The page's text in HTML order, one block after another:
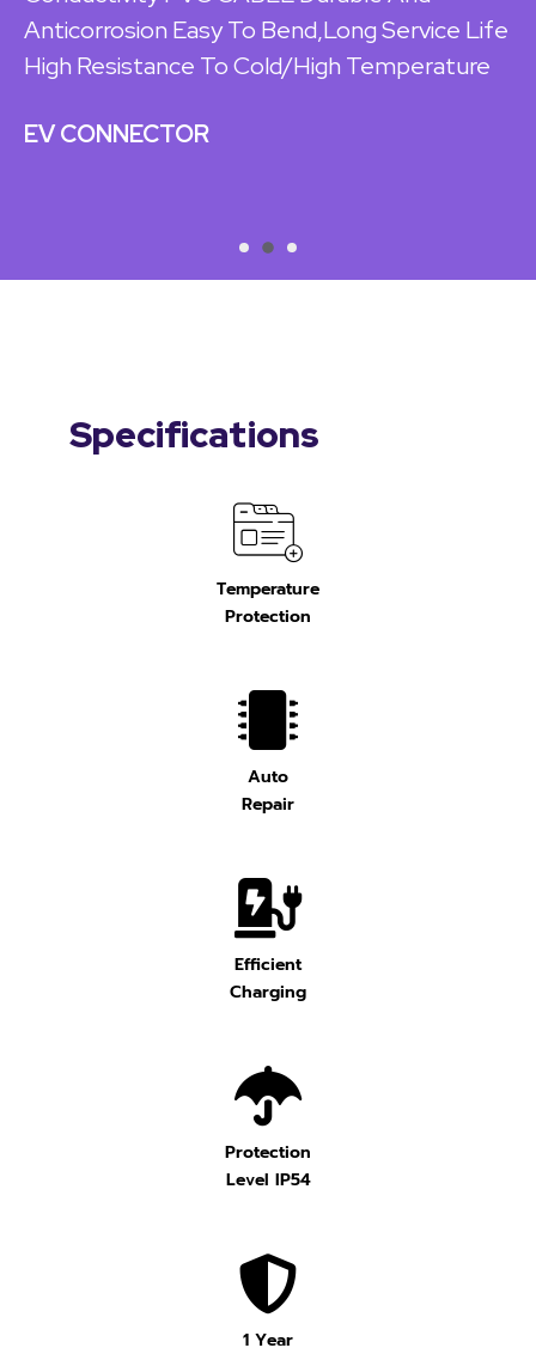
Anticorrosion Easy To Bend,Long Service Life
High Resistance To Cold/high Temperature
EV CONNECTOR
Specifications
Temperature
Protection
Auto
Repair
Efficient
Charging
Protection
Level IP54
1 Year